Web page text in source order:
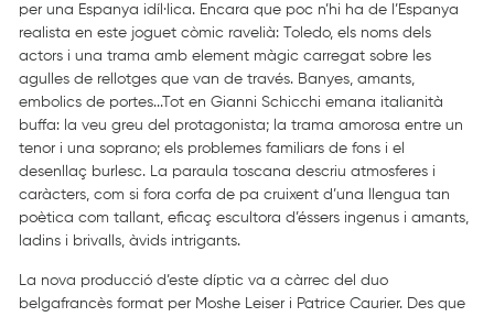
per una Espanya idíl·lica. Encara que poc n’hi ha de l’Espanya
realista en este joguet còmic ravelià: Toledo, els noms dels
actors i una trama amb element màgic carregat sobre les
agulles de rellotges que van de través. Banyes, amants,
embolics de portes...Tot en Gianni Schicchi emana italianità
buffa: la veu greu del protagonista; la trama amorosa entre un
tenor i una soprano; els problemes familiars de fons i el
desenllaç burlesc. La paraula toscana descriu atmosferes i
caràcters, com si fora corfa de pa cruixent d’una llengua tan
poètica com tallant, eficaç escultora d’éssers ingenus i amants,
ladins i brivalls, àvids intrigants.
La nova producció d’este díptic va a càrrec del duo
belgafrancès format per Moshe Leiser i Patrice Caurier. Des que